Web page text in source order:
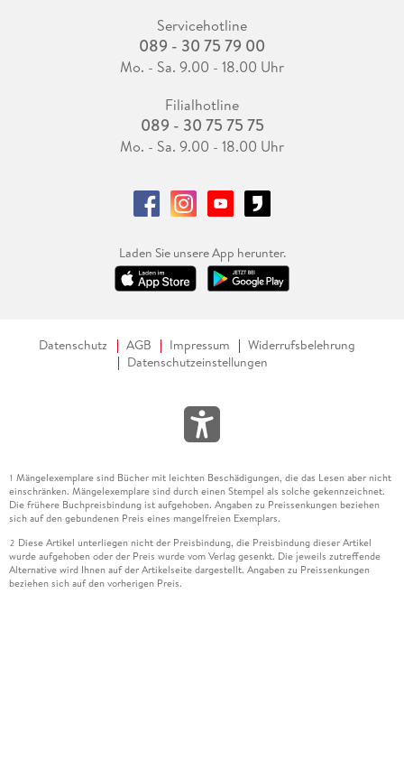
Servicehotline
089 - 30 75 79 00
Mo. - Sa. 9.00 - 18.00 Uhr
Filialhotline
089 - 30 75 75 75
Mo. - Sa. 9.00 - 18.00 Uhr
Laden Sie unsere App herunter.
Datenschutz AGB Impressum
Widerrufsbelehrung
Datenschutzeinstellungen
1 Mängelexemplare sind Bücher mit leichten Beschädigungen, die das Lesen aber nicht
einschränken. Mängelexemplare sind durch einen Stempel als solche gekennzeichnet.
Die frühere Buchpreisbindung ist aufgehoben. Angaben zu Preissenkungen beziehen
sich auf den gebundenen Preis eines mangelfreien Exemplars.
2 Diese Artikel unterliegen nicht der Preisbindung, die Preisbindung dieser Artikel
wurde aufgehoben oder der Preis wurde vom Verlag gesenkt. Die jeweils zutreffende
Alternative wird Ihnen auf der Artikelseite dargestellt. Angaben zu Preissenkungen
beziehen sich auf den vorherigen Preis.